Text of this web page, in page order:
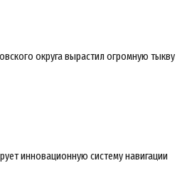
округа вырастил огромную тыкву
инновационную систему навигации